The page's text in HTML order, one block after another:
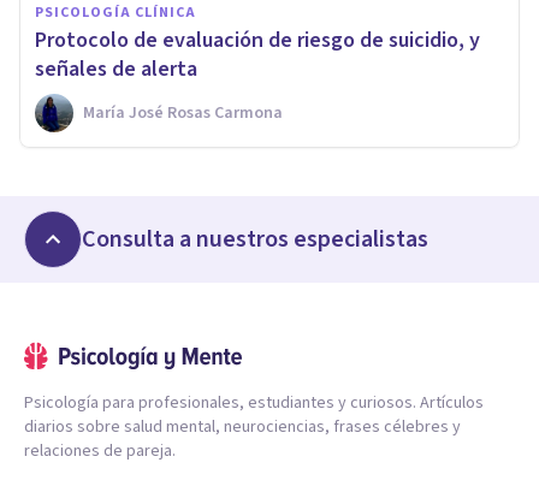
PSICOLOGÍA CLÍNICA
Protocolo de evaluación de riesgo de suicidio, y
señales de alerta
María José Rosas Carmona
Consulta a nuestros especialistas
Psicología para profesionales, estudiantes y curiosos. Artículos
diarios sobre salud mental, neurociencias, frases célebres y
relaciones de pareja.